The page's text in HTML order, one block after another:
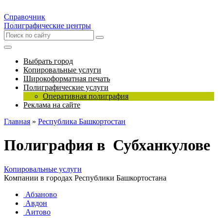
Справочник
Полиграфические центры
Выбрать город
Копировальные услуги
Широкоформатная печать
Полиграфические услуги
Оперативная полиграфия
Реклама на сайте
Главная » Республика Башкортостан
Полиграфия в Субханкулове
Копировальные услуги
Компании в городах Республики Башкортостана
Абзаново
Авдон
Аитово